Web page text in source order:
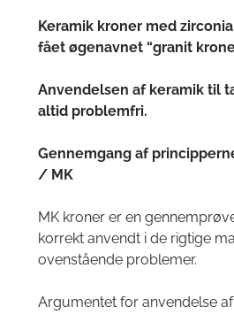
Keramik kroner med
fået øgenavnet “granit
Anvendelsen af keramik til
altid problemfri.
Gennemgang af
/ MK
MK kroner er en
korrekt anvendt i de rigtige
ovenstående problemer.
Argumentet for anvendelse